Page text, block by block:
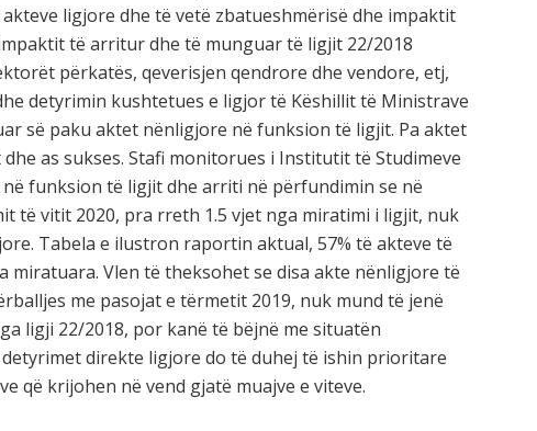
ligjore dhe të vetë zbatueshmërisë dhe impaktit
të arritur dhe të munguar të ligjit 22/2018
përkatës, qeverisjen qendrore dhe vendore, etj,
detyrimin kushtetues e ligjor të Këshillit të Ministrave
së paku aktet nënligjore në funksion të ligjit. Pa aktet
as sukses. Stafi monitorues i Institutit të Studimeve
funksion të ligjit dhe arriti në përfundimin se në
të vitit 2020, pra rreth 1.5 vjet nga miratimi i ligjit, nuk
Tabela e ilustron raportin aktual, 57% të akteve të
miratuara. Vlen të theksohet se disa akte nënligjore të
me pasojat e tërmetit 2019, nuk mund të jenë
ligji 22/2018, por kanë të bëjnë me situatën
direkte ligjore do të duhej të ishin prioritare
që krijohen në vend gjatë muajve e viteve.